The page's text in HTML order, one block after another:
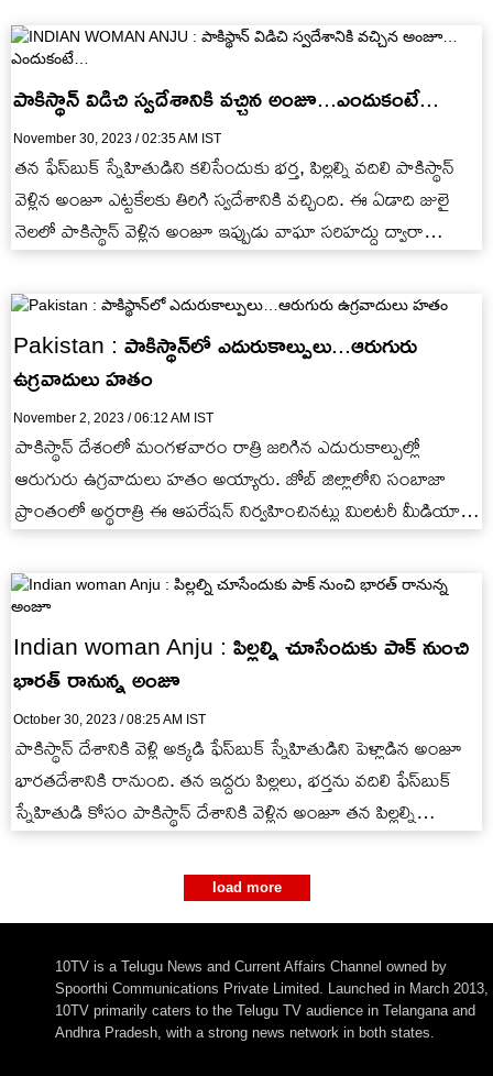
పాకిస్థాన్ విడిచి స్వదేశానికి వచ్చిన అంజూ...ఎందుకంటే...
November 30, 2023 / 02:35 AM IST
తన ఫేస్‌బుక్ స్నేహితుడిని కలిసేందుకు భర్త, పిల్లల్ని వదిలి పాకిస్థాన్
వెళ్లిన అంజూ ఎట్టకేలకు తిరిగి స్వదేశానికి వచ్చింది. ఈ ఏడాది జులై
నెలలో పాకిస్థాన్ వెళ్లిన అంజూ ఇప్పుడు వాఘా సరిహద్దు ద్వారా…
Pakistan : పాకిస్థాన్‌లో ఎదురుకాల్పులు...ఆరుగురు
ఉగ్రవాదులు హతం
November 2, 2023 / 06:12 AM IST
పాకిస్థాన్ దేశంలో మంగళవారం రాత్రి జరిగిన ఎదురుకాల్పుల్లో
ఆరుగురు ఉగ్రవాదులు హతం అయ్యారు. జోబ్ జిల్లాలోని సంబాజా
ప్రాంతంలో అర్థరాత్రి ఈ ఆపరేషన్ నిర్వహించినట్లు మిలటరీ మీడియా
Indian woman Anju : పిల్లల్ని చూసేందుకు పాక్ నుంచి
భారత్ రానున్న అంజూ
October 30, 2023 / 08:25 AM IST
పాకిస్థాన్ దేశానికి వెళ్లి అక్కడి ఫేస్‌బుక్ స్నేహితుడిని పెళ్లాడిన అంజూ
భారతదేశానికి రానుంది. తన ఇద్దరు పిల్లలు, భర్తను వదిలి ఫేస్‌బుక్
స్నేహితుడి కోసం పాకిస్థాన్ దేశానికి వెళ్లిన అంజూ తన పిల్లల్ని
load more
10TV is a Telugu News and Current Affairs Channel owned by
Spoorthi Communications Private Limited. Launched in March 2013,
10TV primarily caters to the Telugu TV audience in Telangana and
Andhra Pradesh, with a strong news network in both states.